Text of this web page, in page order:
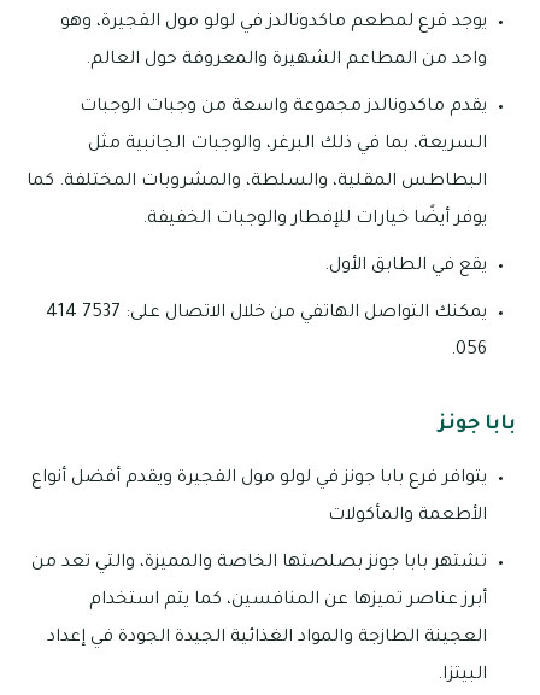
يوجد فرع لمطعم ماكدونالدز في لولو مول الفجيرة، وهو
واحد من المطاعم الشهيرة والمعروفة حول العالم.
يقدم ماكدونالدز مجموعة واسعة من وجبات الوجبات
السريعة، بما في ذلك البرغر، والوجبات الجانبية مثل
البطاطس المقلية، والسلطة، والمشروبات المختلفة. كما
يوفر أيضًا خيارات للإفطار والوجبات الخفيفة.
يقع في الطابق الأول.
يمكنك التواصل الهاتفي من خلال الاتصال على: 7537 414
056.
بابا جونز
يتوافر فرع بابا جونز في لولو مول الفجيرة ويقدم أفضل أنواع
الأطعمة والمأكولات
تشتهر بابا جونز بصلصتها الخاصة والمميزة، والتي تعد من
أبرز عناصر تميزها عن المنافسين، كما يتم استخدام
العجينة الطازجة والمواد الغذائية الجيدة الجودة في إعداد
البيتزا.